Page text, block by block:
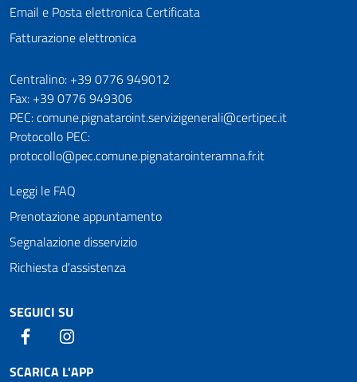
Email e Posta elettronica Certificata
Fatturazione elettronica
Numeri utili
Centralino: +39 0776 949012
Fax: +39 0776 949306
PEC: comune.pignataroint.servizigenerali@certipec.it
Protocollo PEC:
protocollo@pec.comune.pignatarointeramna.fr.it
Leggi le FAQ
Prenotazione appuntamento
Segnalazione disservizio
Richiesta d'assistenza
SEGUICI SU
Facebook
SCARICA L'APP